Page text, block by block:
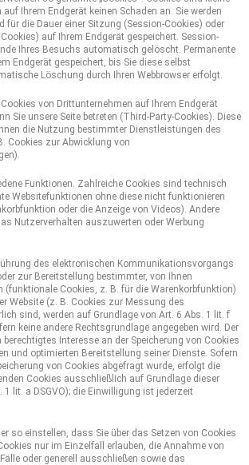
Ihrem Endgerät keinen Schaden an. Sie werden
für die Dauer einer Sitzung (Session-Cookies) oder
auf Ihrem Endgerät gespeichert. Session-
Ihres Besuchs automatisch gelöscht. Permanente
Endgerät gespeichert, bis Sie diese selbst
Löschung durch Ihren Webbrowser erfolgt.
von Drittunternehmen auf Ihrem Endgerät
Sie unsere Seite betreten (Third-Party-Cookies). Diese
die Nutzung bestimmter Dienstleistungen des
Cookies zur Abwicklung von
Funktionen. Zahlreiche Cookies sind technisch
Websitefunktionen ohne diese nicht funktionieren
oder die Anzeige von Videos). Andere
Nutzerverhalten auszuwerten oder Werbung
des elektronischen Kommunikationsvorgangs
zur Bereitstellung bestimmter, von Ihnen
(funktionale Cookies, z. B. für die Warenkorbfunktion)
Website (z. B. Cookies zur Messung des
sind, werden auf Grundlage von Art. 6 Abs. 1 lit. f
keine andere Rechtsgrundlage angegeben wird. Der
berechtigtes Interesse an der Speicherung von Cookies
und optimierten Bereitstellung seiner Dienste. Sofern
von Cookies abgefragt wurde, erfolgt die
Cookies ausschließlich auf Grundlage dieser
1 lit. a DSGVO); die Einwilligung ist jederzeit
so einstellen, dass Sie über das Setzen von Cookies
nur im Einzelfall erlauben, die Annahme von
oder generell ausschließen sowie das